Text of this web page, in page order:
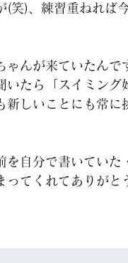
(笑)、練習重ねれば
ゃんが来ていたん
いたら「スイミング
新しいことにも常
自分で書いていた
ってくれてありが